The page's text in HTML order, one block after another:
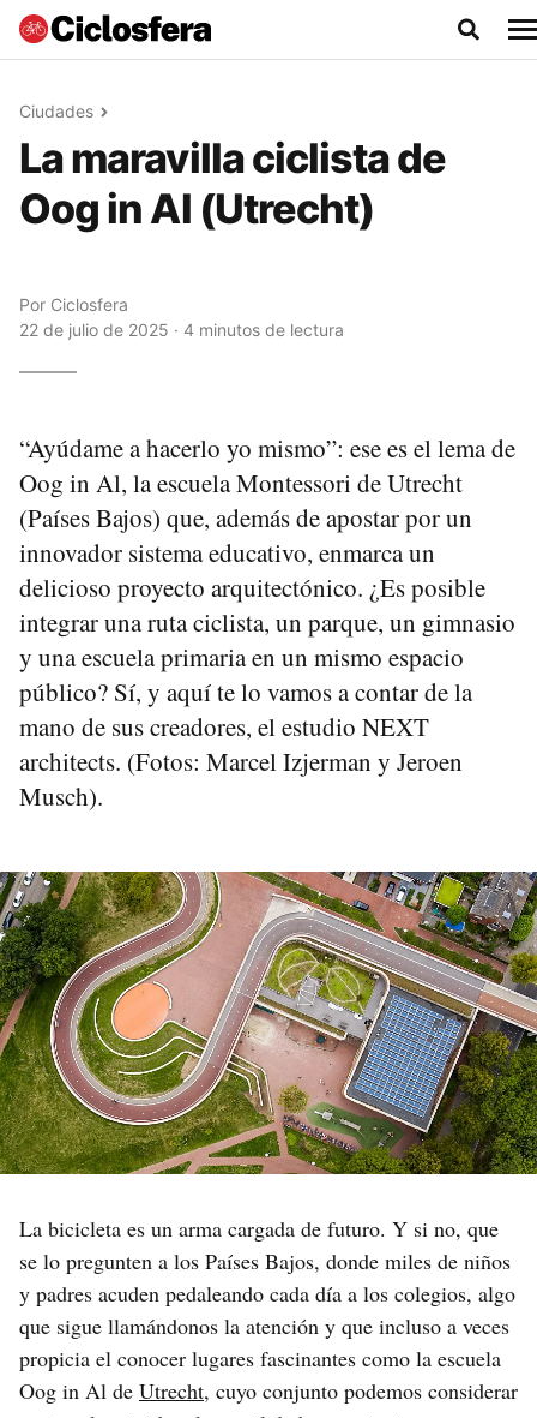
Ciudades
La maravilla ciclista de
Oog in Al (Utrecht)
Por Ciclosfera
22 de julio de 2025 · 4 minutos de lectura
“Ayúdame a hacerlo yo mismo”: ese es el lema de
Oog in Al, la escuela Montessori de Utrecht
(Países Bajos) que, además de apostar por un
innovador sistema educativo, enmarca un
delicioso proyecto arquitectónico. ¿Es posible
integrar una ruta ciclista, un parque, un gimnasio
y una escuela primaria en un mismo espacio
público? Sí, y aquí te lo vamos a contar de la
mano de sus creadores, el estudio NEXT
architects. (Fotos: Marcel Izjerman y Jeroen
Musch).
La bicicleta es un arma cargada de futuro. Y si no, que
se lo pregunten a los Países Bajos, donde miles de niños
y padres acuden pedaleando cada día a los colegios, algo
que sigue llamándonos la atención y que incluso a veces
propicia el conocer lugares fascinantes como la escuela
Oog in Al de Utrecht, cuyo conjunto podemos considerar